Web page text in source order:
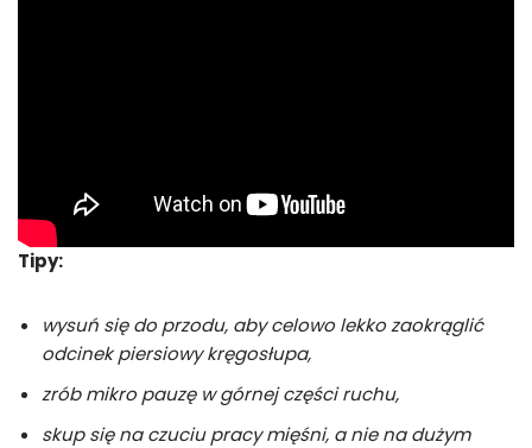
Tipy:
wysuń się do przodu, aby celowo lekko zaokrąglić
odcinek piersiowy kręgosłupa,
zrób mikro pauzę w górnej części ruchu,
skup się na czuciu pracy mięśni, a nie na dużym